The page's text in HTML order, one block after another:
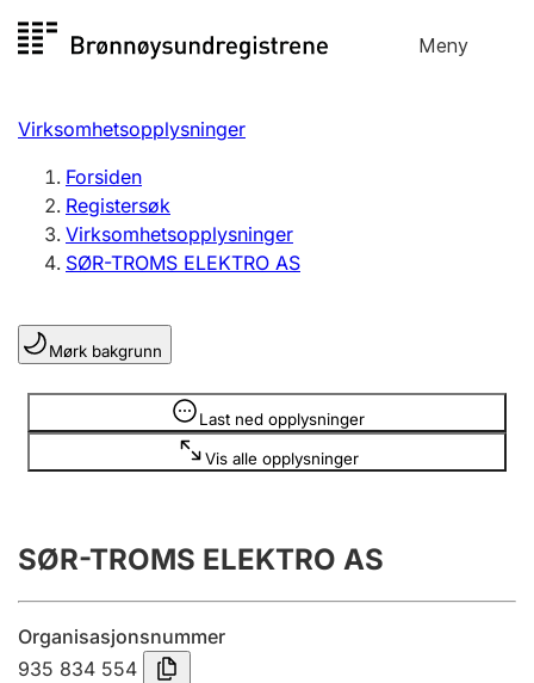
til
Meny
Registersøk
Aksjeselskap
Enkeltpersonforetak
Registrere, endre, slette
Lag og forening
Registrere, endre, slette
Årsregnskap
Innsending og forsinkelsesgebyr
Virksomhetsopplysninger
Forsiden
Registersøk
Virksomhetsopplysninger
SØR-TROMS ELEKTRO AS
Mørk bakgrunn
Last ned opplysninger
Vis alle opplysninger
Opplysninger er skjult
SØR-TROMS ELEKTRO AS
Organisasjonsnummer
935 834 554